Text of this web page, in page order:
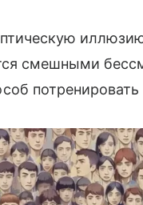
смешными